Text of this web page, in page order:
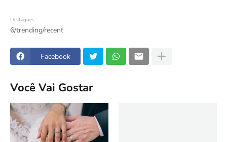
Destaques
6/trending/recent
Facebook
Você Vai Gostar